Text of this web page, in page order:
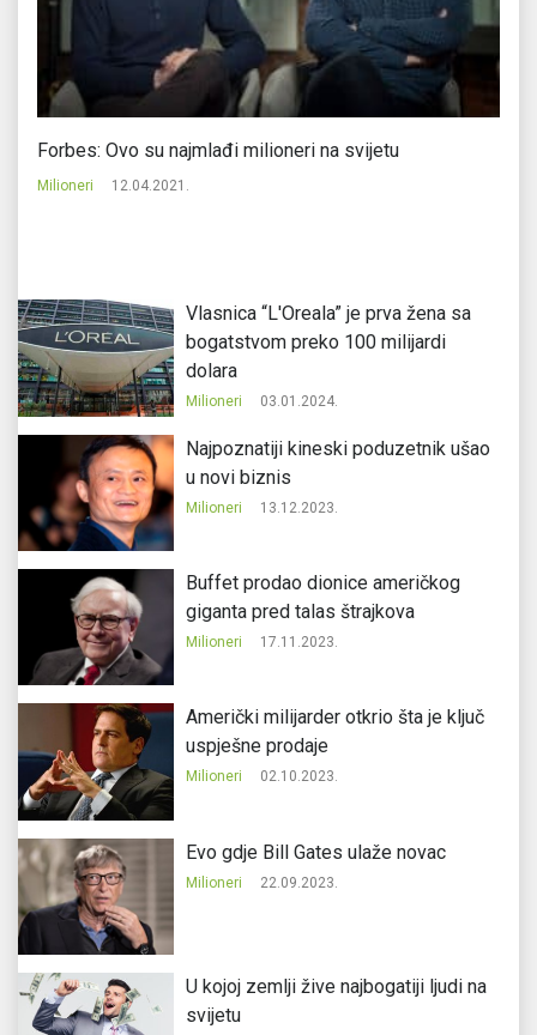
Forbes: Ovo su najmlađi milioneri na svijetu
Milioneri 12.04.2021.
Vlasnica “L'Oreala” je prva žena sa
bogatstvom preko 100 milijardi
dolara
Milioneri 03.01.2024.
Najpoznatiji kineski poduzetnik ušao
u novi biznis
Milioneri 13.12.2023.
Buffet prodao dionice američkog
giganta pred talas štrajkova
Milioneri 17.11.2023.
Američki milijarder otkrio šta je ključ
uspješne prodaje
Milioneri 02.10.2023.
Evo gdje Bill Gates ulaže novac
Milioneri 22.09.2023.
U kojoj zemlji žive najbogatiji ljudi na
svijetu